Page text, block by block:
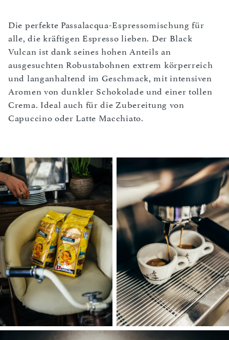
Die perfekte Passalacqua-Espressomischung für
alle, die kräftigen Espresso lieben. Der Black
Vulcan ist dank seines hohen Anteils an
ausgesuchten Robustabohnen extrem körperreich
und langanhaltend im Geschmack, mit intensiven
Aromen von dunkler Schokolade und einer tollen
Crema. Ideal auch für die Zubereitung von
Capuccino oder Latte Macchiato.